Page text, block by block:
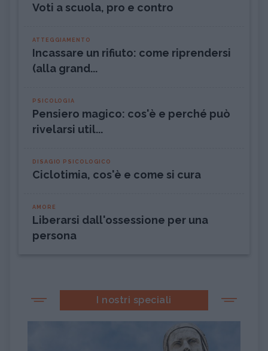
Voti a scuola, pro e contro
ATTEGGIAMENTO
Incassare un rifiuto: come riprendersi
(alla grand...
PSICOLOGIA
Pensiero magico: cos'è e perché può
rivelarsi util...
DISAGIO PSICOLOGICO
Ciclotimia, cos'è e come si cura
AMORE
Liberarsi dall'ossessione per una
persona
I nostri speciali